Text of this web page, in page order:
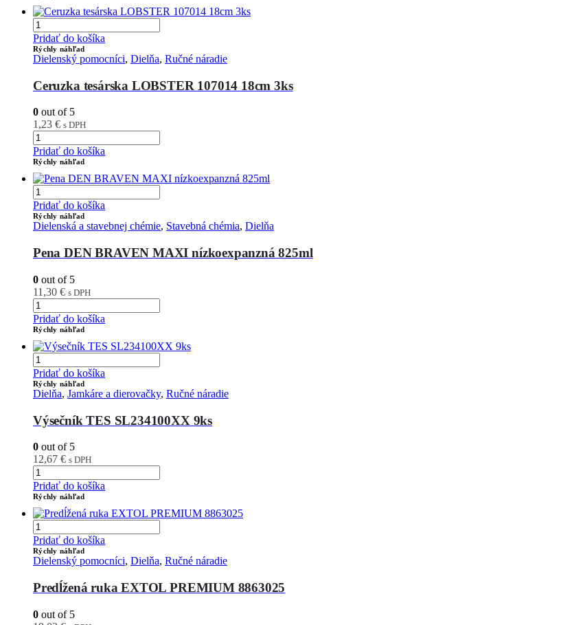
Pridať do košíka
Rýchly náhľad
Dielenský pomocníci, Dielňa, Ručné náradie
Ceruzka tesárska LOBSTER 107014 18cm 3ks
0 out of 5
1,23 € s DPH
Pridať do košíka
Rýchly náhľad
Pridať do košíka
Rýchly náhľad
Dielenská a stavebnej chémie, Stavebná chémia, Dielňa
Pena DEN BRAVEN MAXI nízkoexpanzná 825ml
0 out of 5
11,30 € s DPH
Pridať do košíka
Rýchly náhľad
Pridať do košíka
Rýchly náhľad
Dielňa, Jamkáre a dierovačky, Ručné náradie
Výsečník TES SL234100XX 9ks
0 out of 5
12,67 € s DPH
Pridať do košíka
Rýchly náhľad
Pridať do košíka
Rýchly náhľad
Dielenský pomocníci, Dielňa, Ručné náradie
Predĺžená ruka EXTOL PREMIUM 8863025
0 out of 5